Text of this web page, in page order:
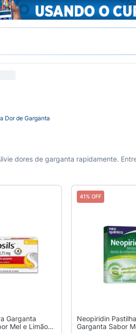
Dor de Garganta
dores de garganta rapidamente.
Garganta
Mel e Limão
41% OFF
Neopiridin
Garganta Sabor